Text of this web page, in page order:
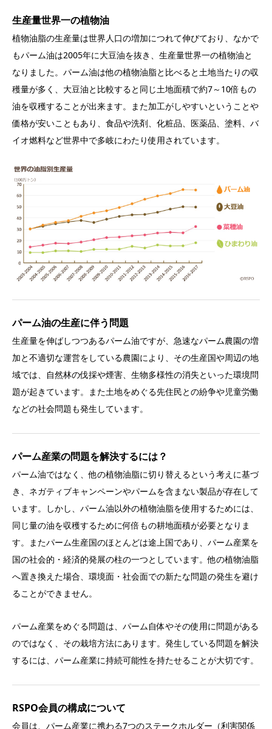
生産量世界一の植物油
植物油脂の生産量は世界人口の増加につれて伸びており、なかで
もパーム油は2005年に大豆油を抜き、生産量世界一の植物油と
なりました。パーム油は他の植物油脂と比べると土地当たりの収
穫量が多く、大豆油と比較すると同じ土地面積で約7～10倍もの
油を収穫することが出来ます。また加工がしやすいということや
価格が安いこともあり、食品や洗剤、化粧品、医薬品、塗料、バ
イオ燃料など世界中で多岐にわたり使用されています。
パーム油の生産に伴う問題
生産量を伸ばしつつあるパーム油ですが、急速なパーム農園の増
加と不適切な運営をしている農園により、その生産国や周辺の地
域では、自然林の伐採や煙害、生物多様性の消失といった環境問
題が起きています。また土地をめぐる先住民との紛争や児童労働
などの社会問題も発生しています。
パーム産業の問題を解決するには？
パーム油ではなく、他の植物油脂に切り替えるという考えに基づ
き、ネガティブキャンペーンやパームを含まない製品が存在して
います。しかし、パーム油以外の植物油脂を使用するためには、
同じ量の油を収穫するために何倍もの耕地面積が必要となりま
す。またパーム生産国のほとんどは途上国であり、パーム産業を
国の社会的・経済的発展の柱の一つとしています。他の植物油脂
へ置き換えた場合、環境面・社会面での新たな問題の発生を避け
ることができません。
パーム産業をめぐる問題は、パーム自体やその使用に問題がある
のではなく、その栽培方法にあります。発生している問題を解決
するには、パーム産業に持続可能性を持たせることが大切です。
RSPO会員の構成について
会員は、パーム産業に携わる7つのステークホルダー（利害関係